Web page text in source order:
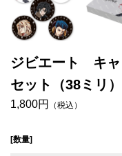
ジビエート キ
セット（38ミリ）
1,800円 （税込）
[数量]